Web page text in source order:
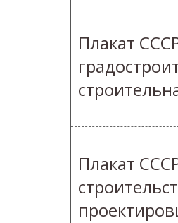
Плакат
Плакат